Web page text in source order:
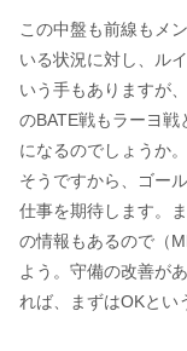
この中盤も前線もメ
いる状況に対し、ル
いう手もありますが
のBATE戦もラーヨ戦
になるのでしょうか
そうですから、ゴー
仕事を期待します。
の情報もあるので（
よう。守備の改善が
れば、まずはOKとい